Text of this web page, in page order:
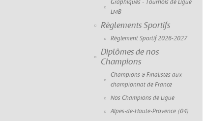
Graphiques - Tournois de Ligue
LMB
Règlements Sportifs
Règlement Sportif 2026-2027
Diplômes de nos
Champions
Champions & Finalistes aux
championnat de France
Nos Champions de Ligue
Alpes-de-Haute-Provence (04)